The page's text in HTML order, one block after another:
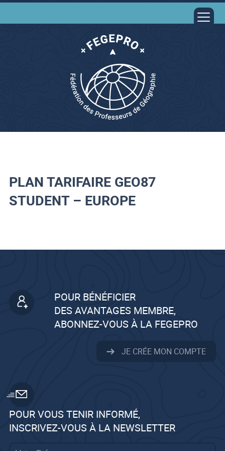
PLAN TARIFAIRE GEO87
STUDENT – EUROPE
POUR BÉNÉFICIER
DES AVANTAGES MEMBRE,
ABONNEZ-VOUS À LA FEGEPRO
JE CRÉE MON COMPTE
POUR VOUS TENIR INFORMÉ,
INSCRIVEZ-VOUS À LA NEWSLETTER